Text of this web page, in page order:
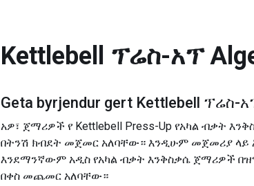
Kettlebell ፕሬስ-አፕ
Geta byrjendur gert Kettlebell ፕሬስ-
አዎ፣ ጀማሪዎች የ Kettlebell Press-Up የአካል ብቃት
በትንሽ ክብደት መጀመር አለባቸው። እንዲሁም መጀመሪያ
እንደማንኛውም አዲስ የአካል ብቃት እንቅስቃሴ ጀማሪዎች
በቀስ መጨመር አለባቸው።